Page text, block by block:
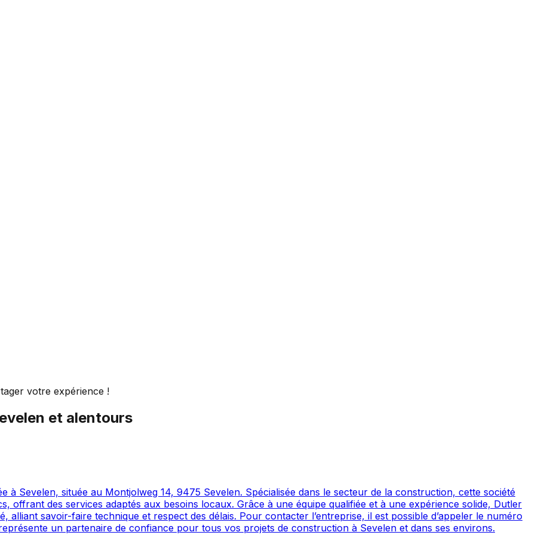
votre expérience !
et alentours
à Sevelen, située au Montjolweg 14, 9475 Sevelen. Spécialisée dans le secteur de la construction, cette société
offrant des services adaptés aux besoins locaux. Grâce à une équipe qualifiée et à une expérience solide, Dutler
alliant savoir-faire technique et respect des délais. Pour contacter l’entreprise, il est possible d’appeler le numéro
un partenaire de confiance pour tous vos projets de construction à Sevelen et dans ses environs.